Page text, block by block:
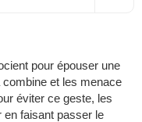
pour épouser une
et les menace
éviter ce geste, les
faisant passer le